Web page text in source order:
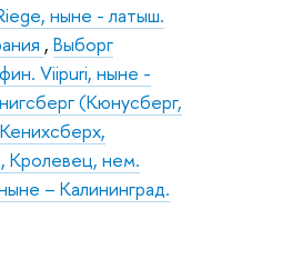
ныне - латыш.
, Выборг
Viipuri, ныне -
(Кюнусберг,
Кролевец, нем.
– Калининград.